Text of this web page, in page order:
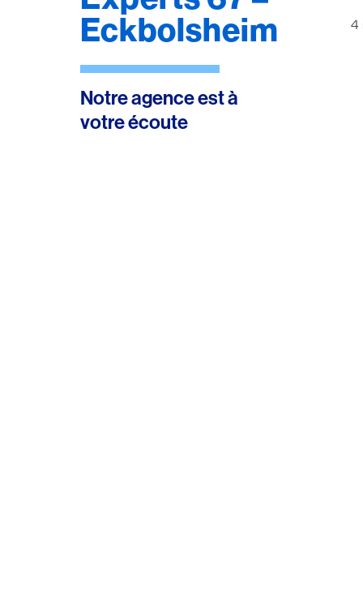
Eckbolsheim
Notre agence est à
votre écoute
4